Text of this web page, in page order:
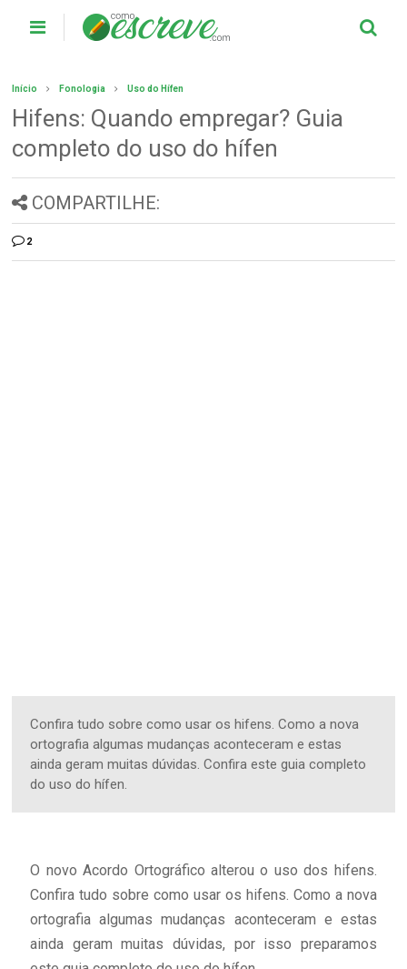
Início Fonologia Uso do Hífen
Hifens: Quando empregar? Guia
completo do uso do hífen
COMPARTILHE:
2
Confira tudo sobre como usar os hifens. Como a nova
ortografia algumas mudanças aconteceram e estas
ainda geram muitas dúvidas. Confira este guia completo
do uso do hífen.
O novo Acordo Ortográfico alterou o uso dos hifens.
Confira tudo sobre como usar os hifens. Como a nova
ortografia algumas mudanças aconteceram e estas
ainda geram muitas dúvidas, por isso preparamos